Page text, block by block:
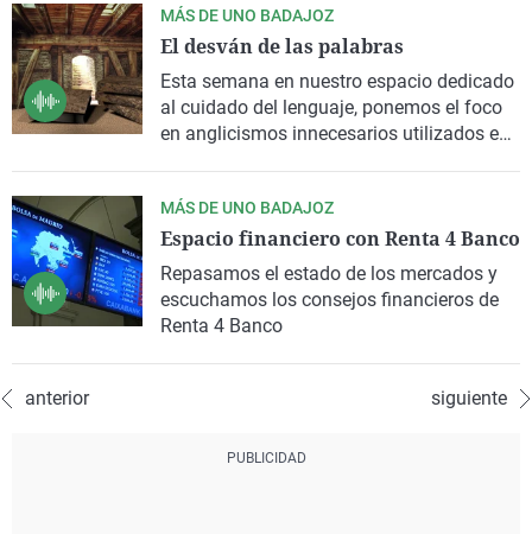
MÁS DE UNO BADAJOZ
El desván de las palabras
Esta semana en nuestro espacio dedicado
al cuidado del lenguaje, ponemos el foco
en anglicismos innecesarios utilizados en
MÁS DE UNO BADAJOZ
Espacio financiero con Renta 4 Banco
Repasamos el estado de los mercados y
escuchamos los consejos financieros de
Renta 4 Banco
anterior siguiente